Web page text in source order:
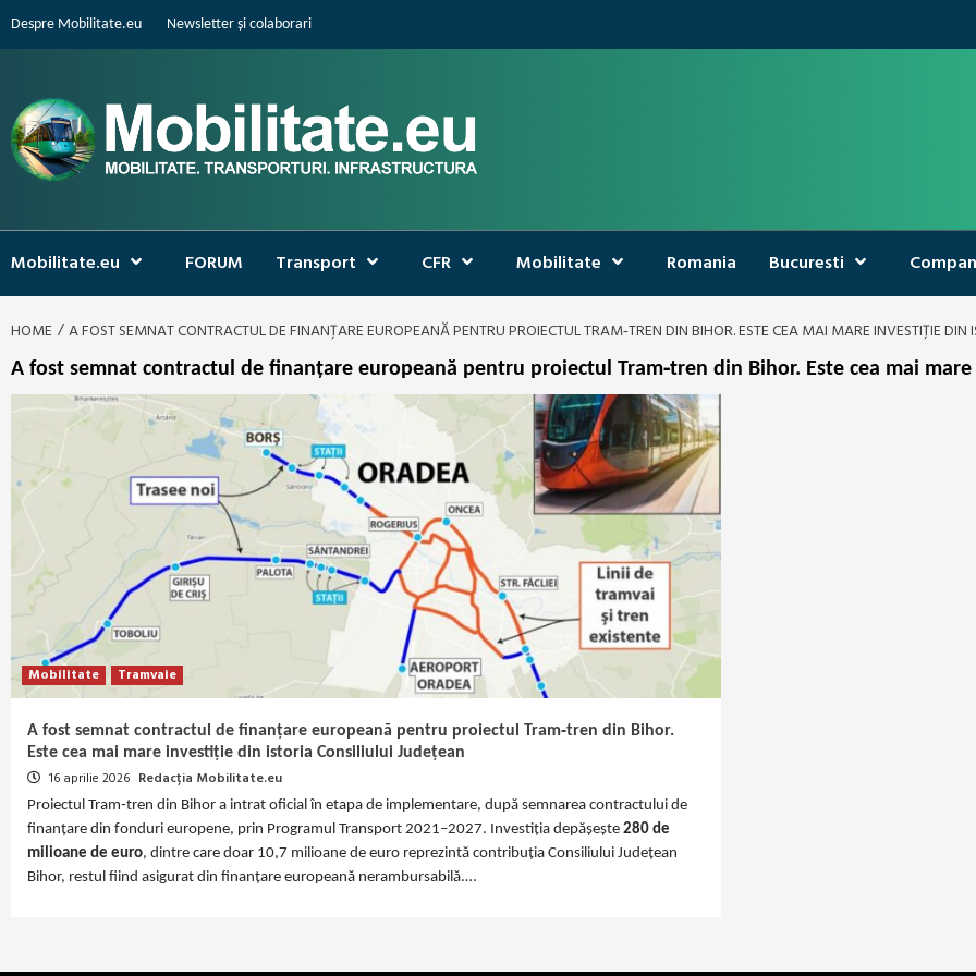
Despre Mobilitate.eu Newsletter și colaborari
Mobilitate.eu FORUM Transport CFR Mobilitate Romania Bucuresti
HOME A FOST SEMNAT CONTRACTUL DE FINANȚARE EUROPEANĂ PENTRU PROIECTUL TRAM‑TREN DIN BIHOR. ESTE CEA MAI MARE INVESTIȚIE DIN
A fost semnat contractul de finanțare europeană pentru proiectul Tram‑tren din Bihor. Este cea mai
Mobilitate Tramvaie
A fost semnat contractul de finanțare europeană pentru proiectul Tram‑tren din Bihor.
Este cea mai mare investiție din istoria Consiliului Județean
16 aprilie 2026 Redacția Mobilitate.eu
Proiectul Tram‑tren din Bihor a intrat oficial în etapa de implementare, după semnarea contractului de
finanțare din fonduri europene, prin Programul Transport 2021–2027. Investiția depășește 280 de
milioane de euro, dintre care doar 10,7 milioane de euro reprezintă contribuția Consiliului Județean
Bihor, restul fiind asigurat din finanțare europeană nerambursabilă.…